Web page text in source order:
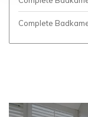
Complete